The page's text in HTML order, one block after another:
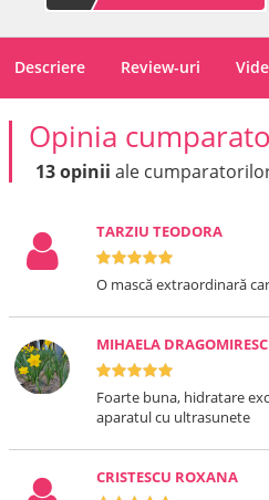
Descriere Review-uri
Opinia
13 opinii ale
TARZIU TEODORA
O mască extraordinară
MIHAELA
Foarte buna, hidratare
aparatul cu ultrasunete
CRISTESCU ROXANA